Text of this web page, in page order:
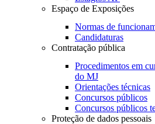
Espaço de Exposições
Normas de
Candidaturas
Contratação pública
Procedimentos em
do MJ
Orientações técnicas
Concursos públicos
Concursos públicos
Proteção de dados pessoais